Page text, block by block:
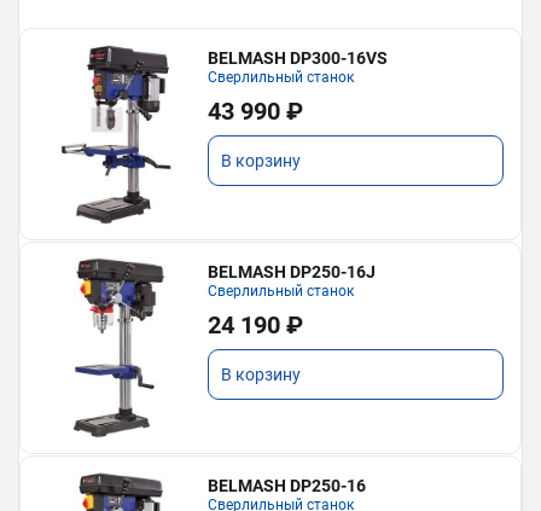
BELMASH DP300-16VS
Сверлильный станок
43 990 ₽
В корзину
BELMASH DP250-16J
Сверлильный станок
24 190 ₽
В корзину
BELMASH DP250-16
Сверлильный станок